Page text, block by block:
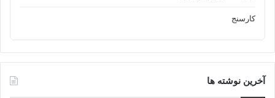
کارسنج
آخرین نوشته ها